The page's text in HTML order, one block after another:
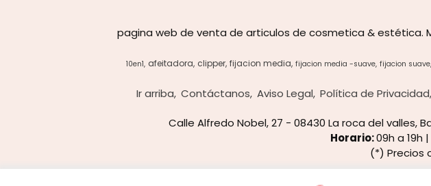
pagina web de venta de articulos de cosmetica & estética.
10en1 afeitadora clipper fijacion media fijacion media -suave fijacion suave
Ir arriba Contáctanos Aviso Legal Política de Privacidad
Calle Alfredo Nobel, 27 - 08430 La roca del valles,
Horario:09h a 19h |
(*) Precios